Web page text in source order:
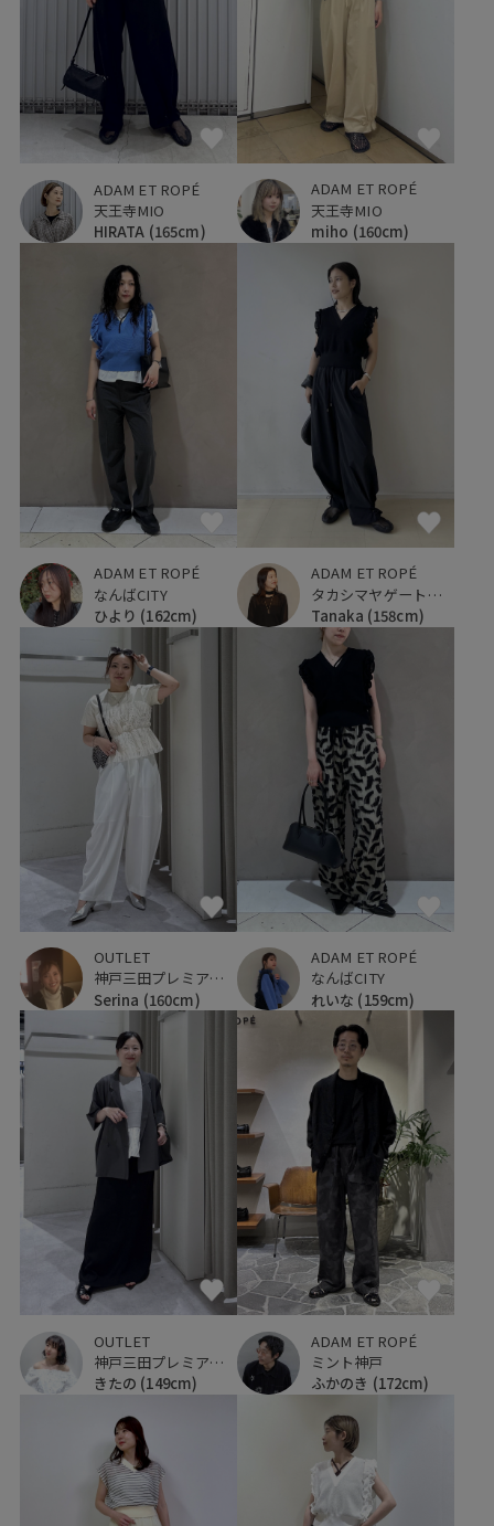
ADAM ET ROPÉ
天王寺MIO
HIRATA (165cm)
ADAM ET ROPÉ
天王寺MIO
miho (160cm)
ADAM ET ROPÉ
なんばCITY
ひより (162cm)
ADAM ET ROPÉ
タカシマヤゲートタワーモール
Tanaka (158cm)
OUTLET
神戸三田プレミアム・アウトレット
Serina (160cm)
ADAM ET ROPÉ
なんばCITY
れいな (159cm)
OUTLET
神戸三田プレミアム・アウトレット
きたの (149cm)
ADAM ET ROPÉ
ミント神戸
ふかのき (172cm)